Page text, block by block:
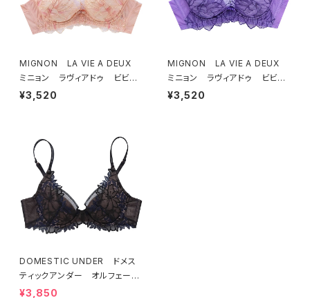
MIGNON LA VIE A DEUX
ミニョン ラヴィアドゥ ビビア
ーナ ブラジャー（ピーチ）M20
¥3,520
MIGNON LA VIE A DEUX
ミニョン ラヴィアドゥ ビビア
ーナ ブラジャー（ヴィオレッタ）
¥3,520
DOMESTIC UNDER ドメス
ティックアンダー オルフェーヴ
ル ブラジャー（ブラック）D225
¥3,850